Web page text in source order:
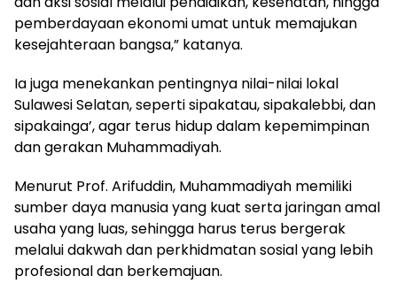
pemberdayaan ekonomi umat untuk memajukan
kesejahteraan bangsa,” katanya.
Ia juga menekankan pentingnya nilai-nilai lokal
Sulawesi Selatan, seperti sipakatau, sipakalebbi, dan
sipakainga’, agar terus hidup dalam kepemimpinan
dan gerakan Muhammadiyah.
Menurut Prof. Arifuddin, Muhammadiyah memiliki
sumber daya manusia yang kuat serta jaringan amal
usaha yang luas, sehingga harus terus bergerak
melalui dakwah dan perkhidmatan sosial yang lebih
profesional dan berkemajuan.